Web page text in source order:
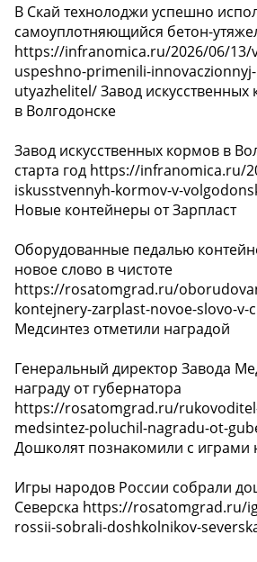
В Скай технолоджи успешно
самоуплотняющийся бетон-
https://infranomica.ru/2026/06/13/
uspeshno-primenili-
utyazhelitel/ Завод искусственных
в Волгодонске
Завод искусственных кормов в
старта год https://infranomica.ru/
iskusstvennyh-kormov-v-
Новые контейнеры от Зарпласт
Оборудованные педалью
новое слово в чистоте
https://rosatomgrad.ru/
kontejnery-zarplast-novoe-slovo-v-
Медсинтез отметили наградой
Генеральный директор Завода
награду от губернатора
https://rosatomgrad.ru/
medsintez-poluchil-nagradu-ot-
Дошколят познакомили с играми
Игры народов России собрали
Северска https://rosatomgrad.ru/
rossii-sobrali-doshkolnikov-